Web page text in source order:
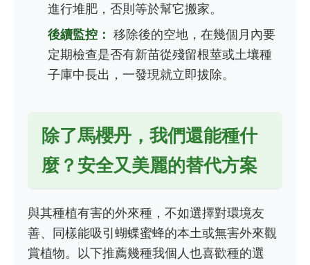
進行堆肥，否則等於幫它搬家。
後續監控： 移除後的空地，在幾個月內要
定期檢查是否有新苗從殘留根莖或土壤種
子庫中長出，一發現就立即拔除。
除了馬櫻丹，我們還能種什
麼？安全又美麗的替代方案
與其種植有害的外來種，不如選擇對環境友
善、同樣能吸引蝴蝶蜜蜂的本土或無害外來觀
賞植物。以下推薦幾種我個人也喜歡種的選